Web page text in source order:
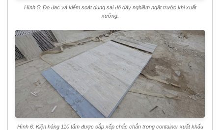
Hình 5: Đo đạc và kiểm soát dung sai độ dày nghiêm ngặt trước khi xuất
xưởng.
Hình 6: Kiện hàng 110 tấm được sắp xếp chắc chắn trong container xuất khẩu